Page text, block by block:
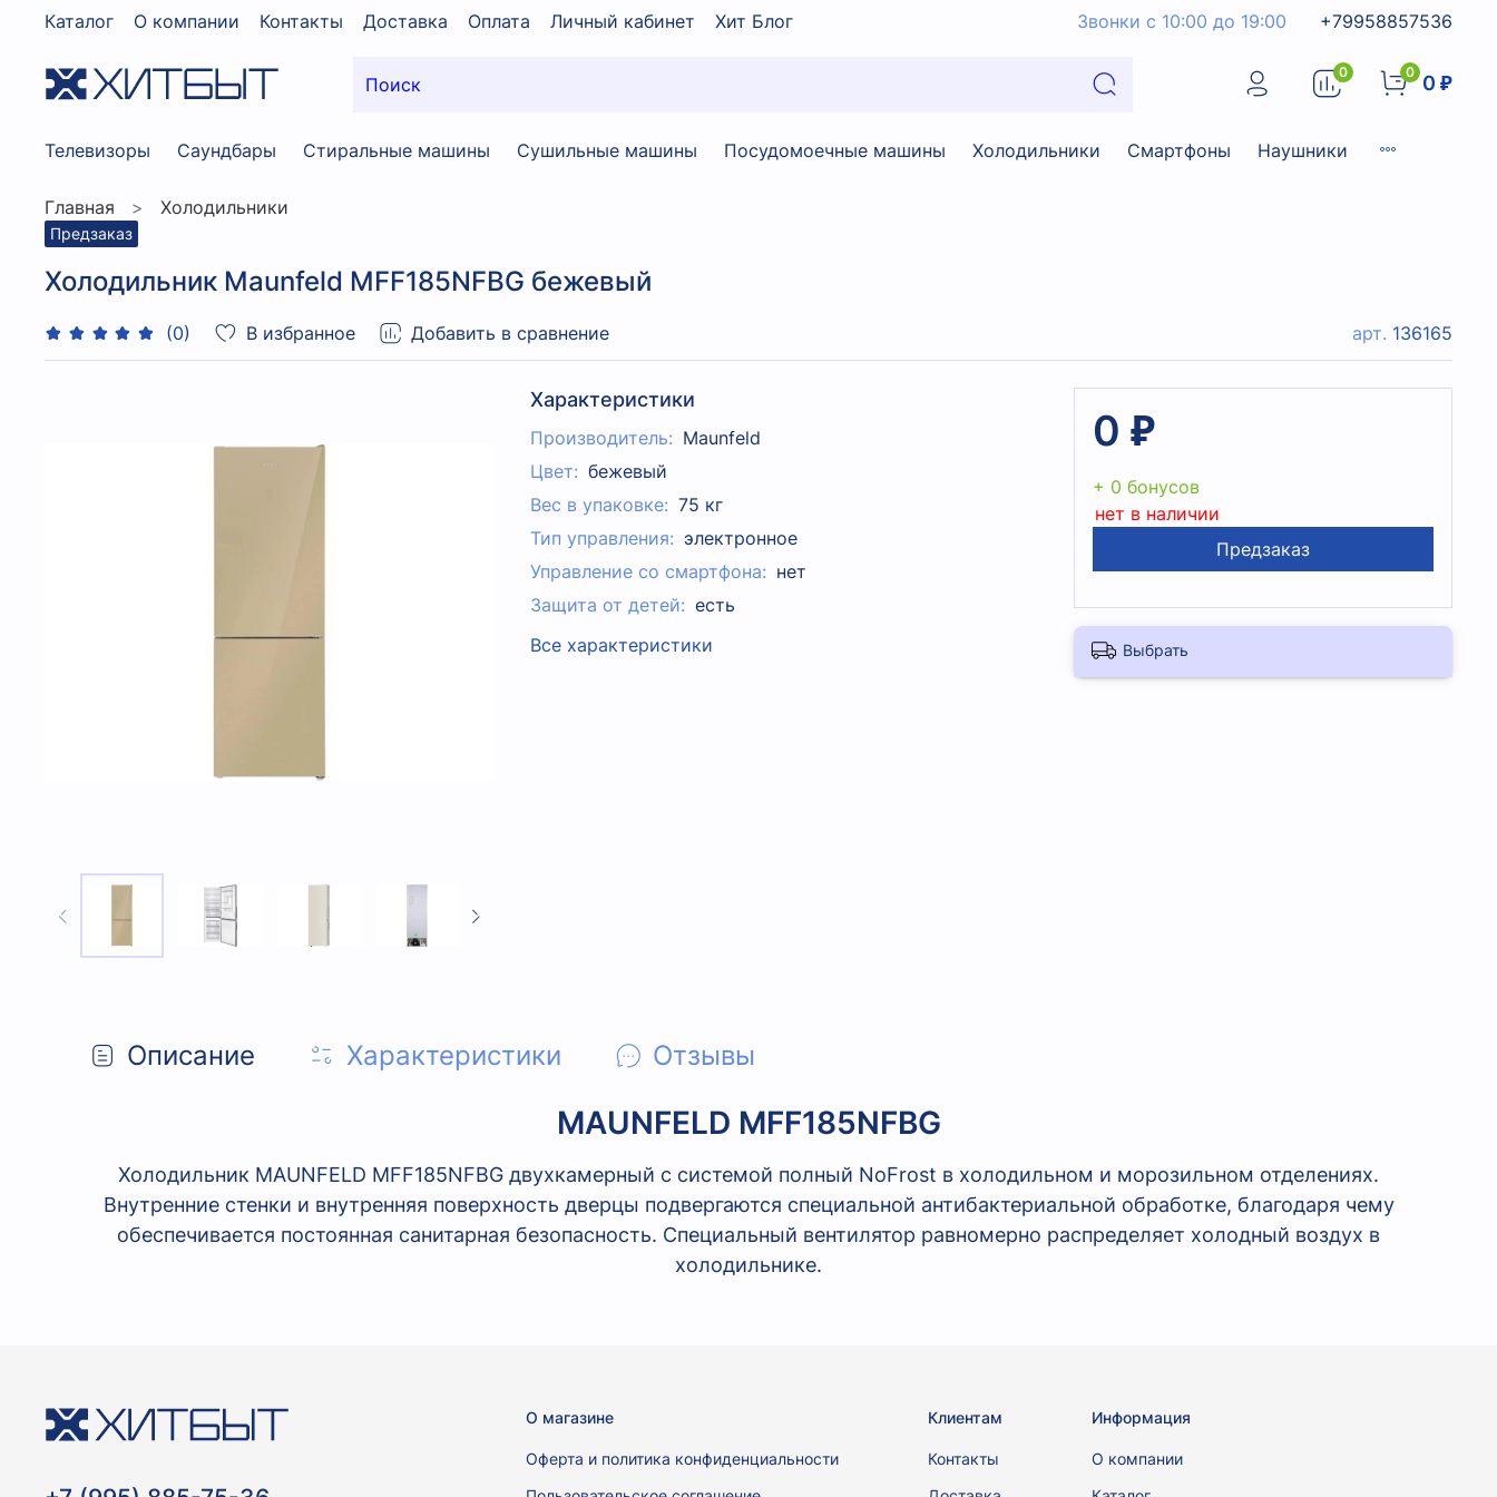
Каталог О компании Контакты Доставка Оплата Личный кабинет Хит Блог Звонки с 10:00 до 19:00 +79958857536
0 0 0 ₽
Телевизоры Саундбары Стиральные машины Сушильные машины Посудомоечные машины Холодильники Смартфоны Наушники
Главная Холодильники
Предзаказ
Холодильник Maunfeld MFF185NFBG бежевый
(0) В избранное Добавить в сравнение арт. 136165
Характеристики
Производитель: Maunfeld
Цвет: бежевый
Вес в упаковке: 75 кг
Тип управления: электронное
Управление со смартфона: нет
Защита от детей: есть
Все характеристики
0 ₽
+ 0 бонусов
нет в наличии
Предзаказ
Выбрать
Описание Характеристики Отзывы
MAUNFELD MFF185NFBG
Холодильник MAUNFELD MFF185NFBG двухкамерный c системой полный NoFrost в холодильном и морозильном отделениях.
Внутренние стенки и внутренняя поверхность дверцы подвергаются специальной антибактериальной обработке, благодаря чему
обеспечивается постоянная санитарная безопасность. Специальный вентилятор равномерно распределяет холодный воздух в
холодильнике.
О магазине
Оферта и политика конфиденциальности
Клиентам
Контакты
Информация
О компании